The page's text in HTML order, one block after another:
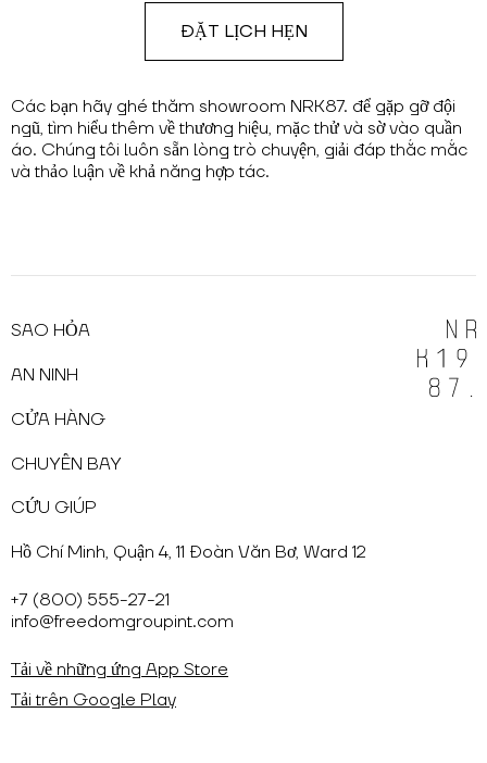
Các bạn hãy ghé thăm showroom NRK87. để gặp gỡ đội
ngũ, tìm hiểu thêm về thương hiệu, mặc thử và sờ vào quần
áo. Chúng tôi luôn sẵn lòng trò chuyện, giải đáp thắc mắc
và thảo luận về khả năng hợp tác.
ĐẶT LỊCH HẸN
SAO HỎA
AN NINH
CỬA HÀNG
CHUYẾN BAY
CỨU GIÚP
Hồ Chí Minh, Quận 4, 11 Đoàn Văn Bơ, Ward 12
+7 (800) 555-27-21
info@freedomgroupint.com
Tải về những ứng App Store
Tải trên Google Play